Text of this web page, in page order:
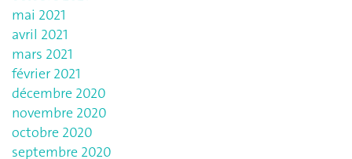
mai 2021
avril 2021
mars 2021
février 2021
décembre 2020
novembre 2020
octobre 2020
septembre 2020